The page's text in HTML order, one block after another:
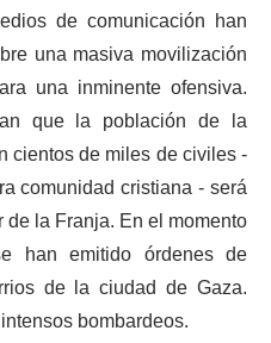
de comunicación han
una masiva movilización
una inminente ofensiva.
que la población de la
cientos de miles de civiles -
comunidad cristiana - será
la Franja. En el momento
han emitido órdenes de
de la ciudad de Gaza.
bombardeos.